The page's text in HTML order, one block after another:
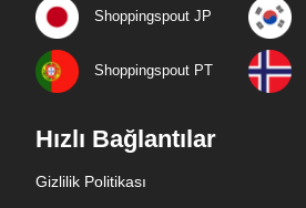
Shoppingspout JP
Shoppingspout PT
Hızlı Bağlantılar
Gizlilik Politikası